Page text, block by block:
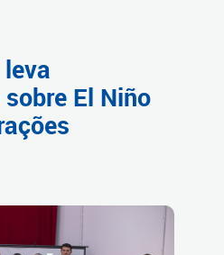
El Niño